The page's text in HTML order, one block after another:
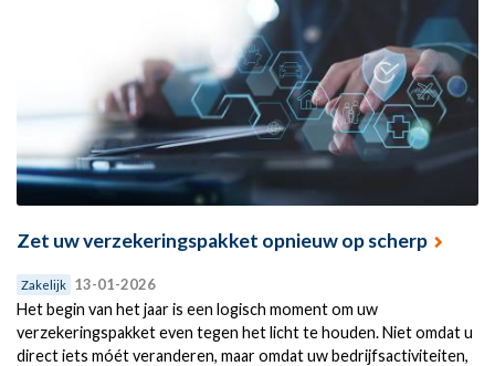
Zet uw verzekeringspakket opnieuw op scherp
Zakelijk 13-01-2026
Het begin van het jaar is een logisch moment om uw
verzekeringspakket even tegen het licht te houden. Niet omdat u
direct iets móét veranderen, maar omdat uw bedrijfsactiviteiten,